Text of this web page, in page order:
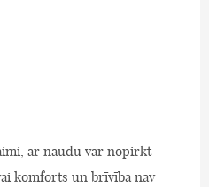
ar naudu var nopirkt
komforts un brīvība nav